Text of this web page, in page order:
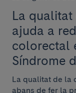
La
ajuda a
colorectal
Síndrome
La qualitat de la
abans de fer la